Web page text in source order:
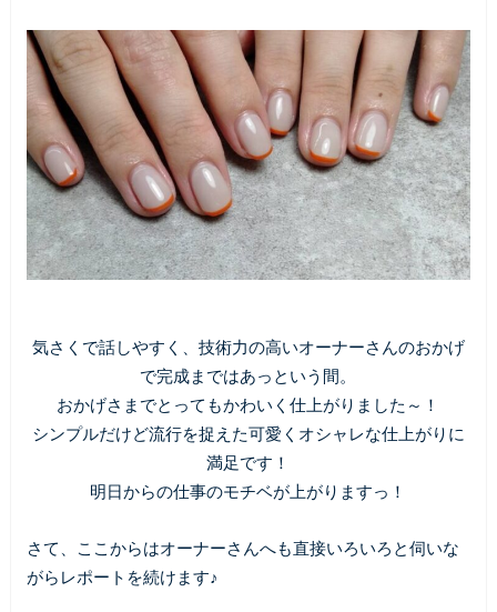
気さくで話しやすく、技術力の高いオーナーさんのおかげ
で完成まではあっという間。
おかげさまでとってもかわいく仕上がりました～！
シンプルだけど流行を捉えた可愛くオシャレな仕上がりに
満足です！
明日からの仕事のモチベが上がりますっ！
さて、ここからはオーナーさんへも直接いろいろと伺いな
がらレポートを続けます♪